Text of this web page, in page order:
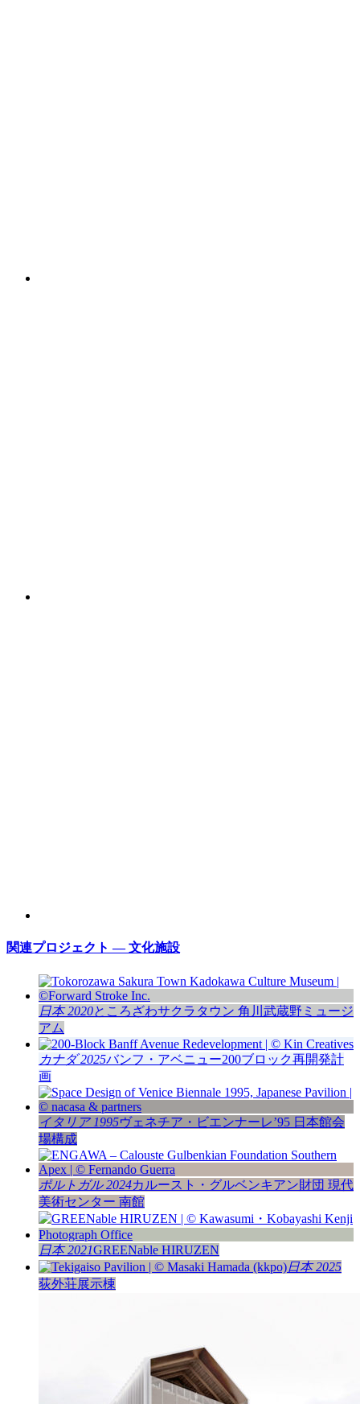
関連プロジェクト — 文化施設
日本 2020ところざわサクラタウン 角川武蔵野ミュージ
アム
カナダ 2025バンフ・アベニュー200ブロック再開発計
画
イタリア 1995ヴェネチア・ビエンナーレ’95 日本館会
場構成
ポルトガル 2024カルースト・グルベンキアン財団 現代
美術センター 南館
日本 2021GREENable HIRUZEN
日本 2025
荻外荘展⽰棟